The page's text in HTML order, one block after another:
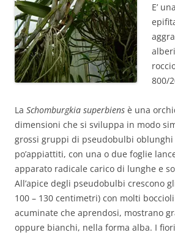
E’
800/
La Schomburgkia superbiens è una
dimensioni che si sviluppa in modo
grossi gruppi di pseudobulbi
po’appiattiti, con una o due foglie
apparato radicale carico di lunghe e
All’apice degli pseudobulbi crescono
100 – 130 centimetri) con molti
acuminate che aprendosi, mostrano
oppure bianchi, nella forma alba. I